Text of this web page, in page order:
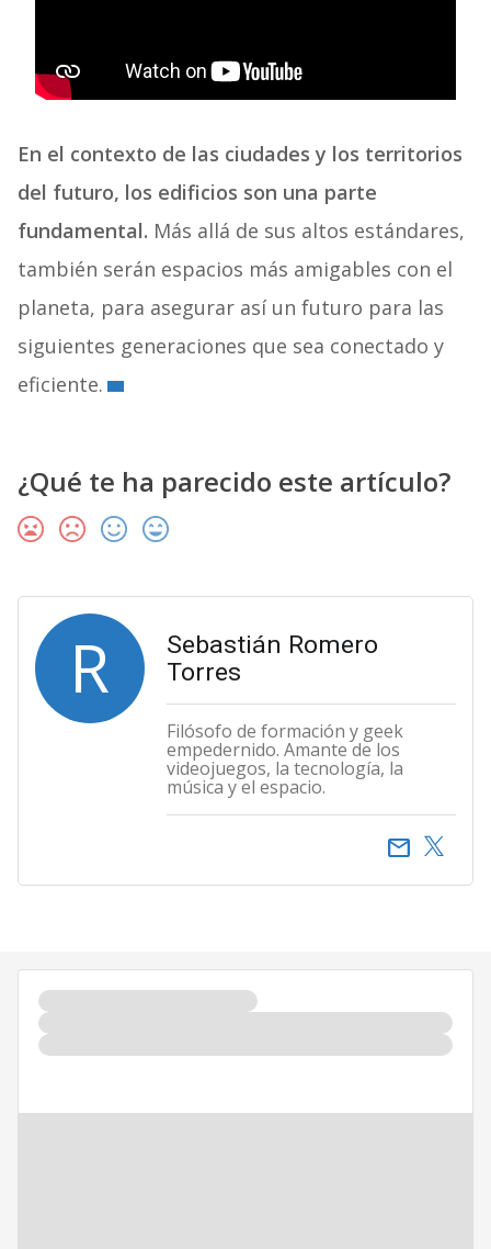
En el contexto de las ciudades y los territorios
del futuro, los edificios son una parte
fundamental. Más allá de sus altos estándares,
también serán espacios más amigables con el
planeta, para asegurar así un futuro para las
siguientes generaciones que sea conectado y
eficiente.
¿Qué te ha parecido este artículo?
R
Sebastián Romero
Torres
Filósofo de formación y geek
empedernido. Amante de los
videojuegos, la tecnología, la
música y el espacio.
email